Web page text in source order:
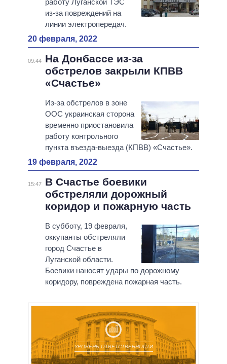
работу Луганской ТЭС
из-за повреждений на
линии электропередач.
20 февраля, 2022
09:44
На Донбассе из-за
обстрелов закрыли КПВВ
«Счастье»
Из-за обстрелов в зоне
ООС украинская сторона
временно приостановила
работу контрольного
пункта въезда-выезда (КПВВ) «Счастье».
19 февраля, 2022
15:47
В Счастье боевики
обстреляли дорожный
коридор и пожарную часть
В субботу, 19 февраля,
оккупанты обстреляли
город Счастье в
Луганской области.
Боевики наносят удары по дорожному
коридору, повреждена пожарная часть.
УРОВЕНЬ ОТВЕТСТВЕННОСТИ